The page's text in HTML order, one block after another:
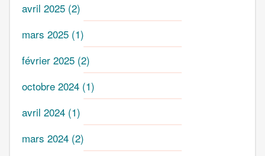
avril 2025 (2)
mars 2025 (1)
février 2025 (2)
octobre 2024 (1)
avril 2024 (1)
mars 2024 (2)